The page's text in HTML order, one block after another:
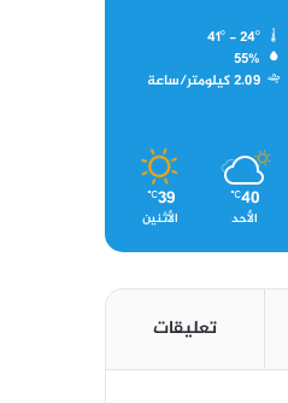
55%
2.09 كيلومتر/ساعة
40
℃
الأحد
39
℃
الأثنين
تعليقات